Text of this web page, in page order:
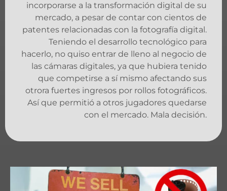
incorporarse a la transformación digital de su
mercado, a pesar de contar con cientos de
patentes relacionadas con la fotografía digital.
Teniendo el desarrollo tecnológico para
hacerlo, no quiso entrar de lleno al negocio de
las cámaras digitales, ya que hubiera tenido
que competirse a sí mismo afectando sus
otrora fuertes ingresos por rollos fotográficos.
Así que permitió a otros jugadores quedarse
con el mercado. Mala decisión.